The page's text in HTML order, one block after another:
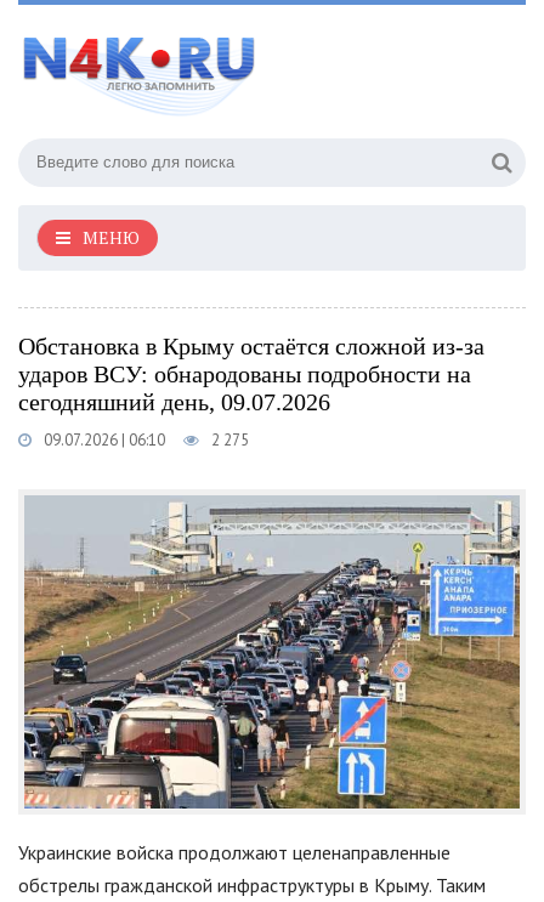
МЕНЮ
Обстановка в Крыму остаётся сложной из-за
ударов ВСУ: обнародованы подробности на
сегодняшний день, 09.07.2026
09.07.2026 | 06:10 2 275
Украинские войска продолжают целенаправленные
обстрелы гражданской инфраструктуры в Крыму. Таким